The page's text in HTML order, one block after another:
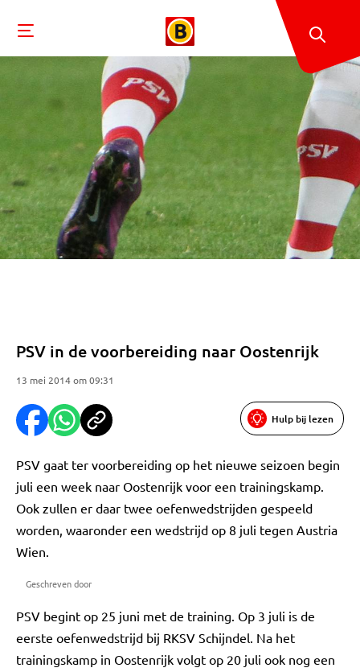
PSV in de voorbereiding naar Oostenrijk
13 mei 2014 om 09:31
Hulp bij lezen
PSV gaat ter voorbereiding op het nieuwe seizoen begin
juli een week naar Oostenrijk voor een trainingskamp.
Ook zullen er daar twee oefenwedstrijden gespeeld
worden, waaronder een wedstrijd op 8 juli tegen Austria
Wien.
Geschreven door
PSV begint op 25 juni met de training. Op 3 juli is de
eerste oefenwedstrijd bij RKSV Schijndel. Na het
trainingskamp in Oostenrijk volgt op 20 juli ook nog een